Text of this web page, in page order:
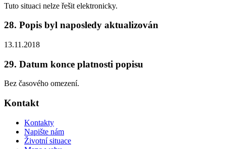
Tuto situaci nelze řešit elektronicky.
28. Popis byl naposledy aktualizován
13.11.2018
29. Datum konce platnosti popisu
Bez časového omezení.
Kontakt
Kontakty
Napište nám
Životní situace